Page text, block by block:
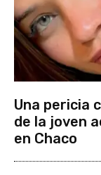
Una pericia
de la joven
en Chaco